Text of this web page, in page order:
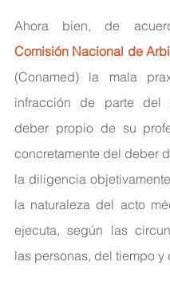
Comisión Nacional de
(Conamed) la mala
infracción de parte del
deber propio de su
concretamente del deber
la diligencia
la naturaleza del acto
ejecuta, según las
las personas, del tiempo y